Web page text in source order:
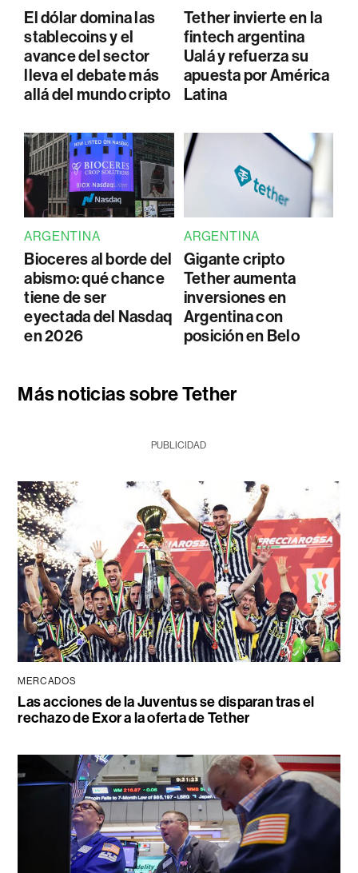
El dólar domina las
stablecoins y el
avance del sector
lleva el debate más
allá del mundo cripto
Tether invierte en la
fintech argentina
Ualá y refuerza su
apuesta por América
Latina
ARGENTINA
Bioceres al borde del
abismo: qué chance
tiene de ser
eyectada del Nasdaq
en 2026
ARGENTINA
Gigante cripto
Tether aumenta
inversiones en
Argentina con
posición en Belo
Más noticias sobre Tether
PUBLICIDAD
MERCADOS
Las acciones de la Juventus se disparan tras el
rechazo de Exor a la oferta de Tether